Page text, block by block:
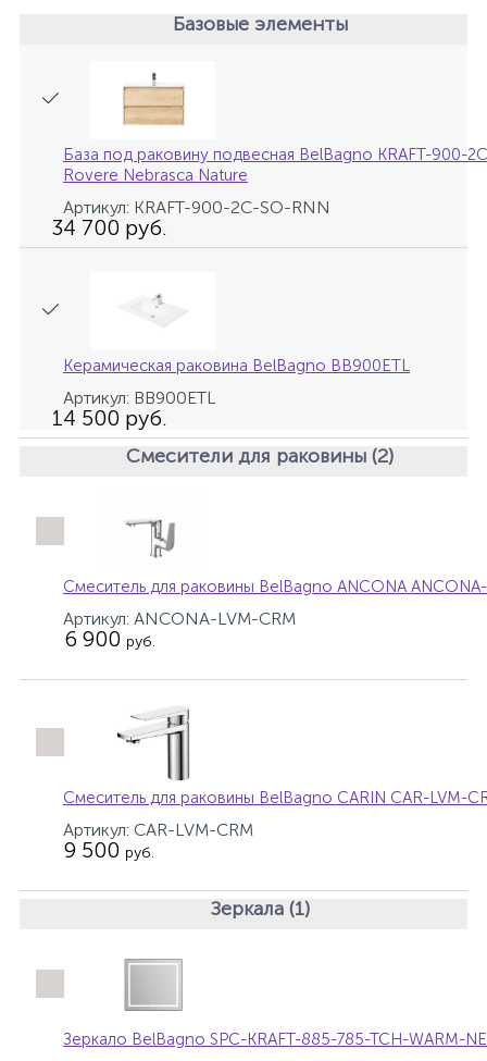
Базовые элементы
База под раковину подвесная BelBagno KRAFT-900-
Rovere Nebrasca Nature
Артикул: KRAFT-900-2C-SO-RNN
34 700 руб.
Керамическая раковина BelBagno BB900ETL
Артикул: BB900ETL
14 500 руб.
Смесители для раковины (2)
Смеситель для раковины BelBagno ANCONA
Артикул: ANCONA-LVM-CRM
6 900 руб.
Смеситель для раковины BelBagno CARIN CAR-LVM-
Артикул: CAR-LVM-CRM
9 500 руб.
Зеркала (1)
Зеркало BelBagno SPC-KRAFT-885-785-TCH-WARM-
Смесители для накладных раковин
Смесители для раковины
Смесители на борт ванны
Смесители термостатические
Штуцеры с держателем
Электронные смесители для раковины